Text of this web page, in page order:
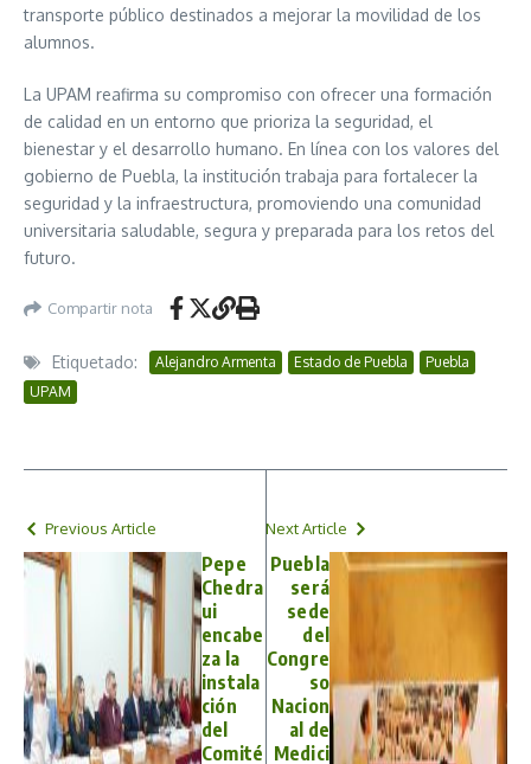
transporte público destinados a mejorar la movilidad de los
alumnos.
La UPAM reafirma su compromiso con ofrecer una formación
de calidad en un entorno que prioriza la seguridad, el
bienestar y el desarrollo humano. En línea con los valores del
gobierno de Puebla, la institución trabaja para fortalecer la
seguridad y la infraestructura, promoviendo una comunidad
universitaria saludable, segura y preparada para los retos del
futuro.
Compartir nota
Etiquetado: Alejandro Armenta Estado de Puebla
Puebla
UPAM
Previous Article
Pepe
Chedra
ui
encabe
za la
instala
ción
del
Comité
Next Article
Puebla
será
sede
del
Congre
so
Nacion
al de
Medici